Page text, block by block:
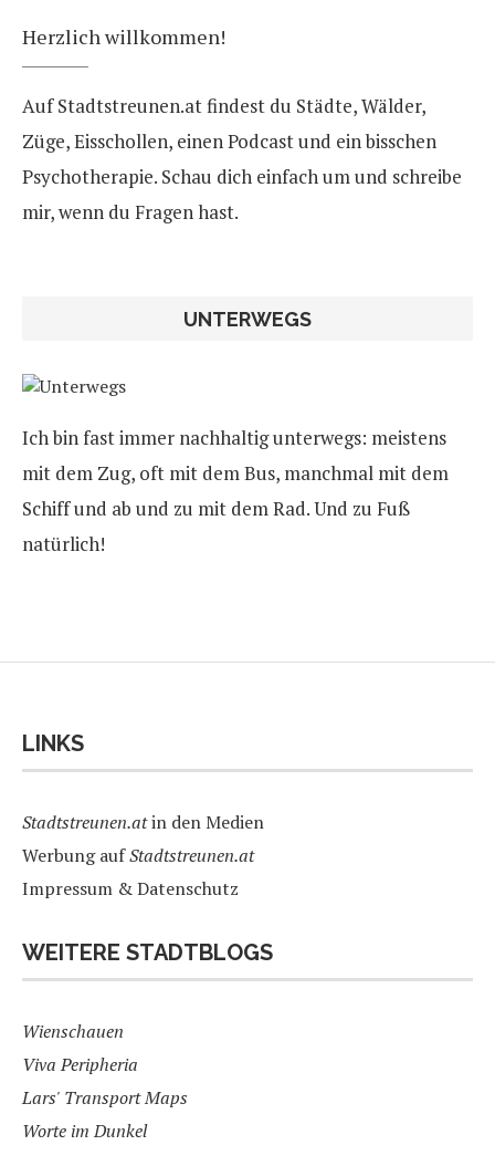
Herzlich willkommen!
Auf Stadtstreunen.at findest du Städte, Wälder,
Züge, Eisschollen, einen Podcast und ein bisschen
Psychotherapie. Schau dich einfach um und schreibe
mir, wenn du Fragen hast.
UNTERWEGS
Ich bin fast immer nachhaltig unterwegs: meistens
mit dem Zug, oft mit dem Bus, manchmal mit dem
Schiff und ab und zu mit dem Rad. Und zu Fuß
natürlich!
LINKS
Stadtstreunen.atin den Medien
Werbung aufStadtstreunen.at
Impressum & Datenschutz
WEITERE STADTBLOGS
Wienschauen
Viva Peripheria
Lars' Transport Maps
Worte im Dunkel